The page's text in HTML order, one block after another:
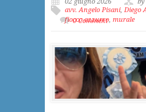
avv. Angelo Pisani, Diego
fiocco azzurro, murale
0 Comment